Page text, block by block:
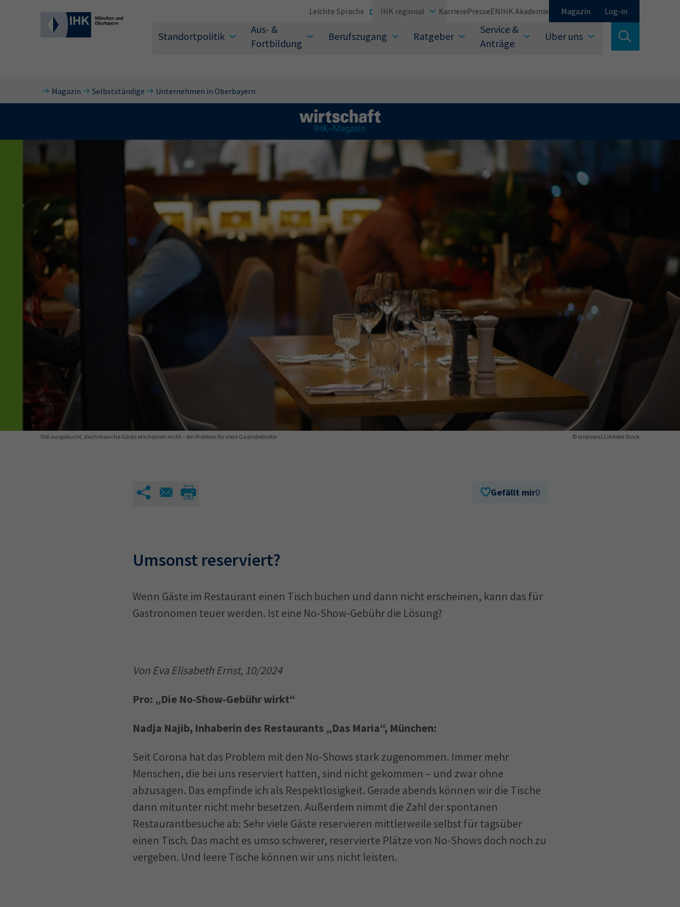
Standortpolitik
Aus- &
Fortbildung
Berufszugang Ratgeber
Service &
Anträge
Über uns
Leichte Sprache IHK regional KarrierePresseEN IHK Akademie Magazin Log-in
Suche verlassen
Wonach suchen Sie?
Suchen
Hier können Sie auch aus den meistgesuchten Begriffen vorauswählen
Ausbildungsvertrag Fachwirt
Prüfungstermine
Wirtschaftsfachwirt
Sachkundeprüfung
Magazin Selbstständige Unternehmen in Oberbayern
Voll ausgebucht, doch manche Gäste erscheinen nicht – ein Problem für viele Gastrobetriebe © endrews21/Adobe Stock
Gefällt mir0
Umsonst reserviert?
Wenn Gäste im Restaurant einen Tisch buchen und dann nicht erscheinen, kann das für
Gastronomen teuer werden. Ist eine No-Show-Gebühr die Lösung?
Von Eva Elisabeth Ernst, 10/2024
Pro: „Die No-Show-Gebühr wirkt“
Nadja Najib, Inhaberin des Restaurants „Das Maria“, München:
Seit Corona hat das Problem mit den No-Shows stark zugenommen. Immer mehr
Menschen, die bei uns reserviert hatten, sind nicht gekommen – und zwar ohne
abzusagen. Das empfinde ich als Respektlosigkeit. Gerade abends können wir die Tische
dann mitunter nicht mehr besetzen. Außerdem nimmt die Zahl der spontanen
Restaurantbesuche ab: Sehr viele Gäste reservieren mittlerweile selbst für tagsüber
einen Tisch. Das macht es umso schwerer, reservierte Plätze von No-Shows doch noch zu
vergeben. Und leere Tische können wir uns nicht leisten.